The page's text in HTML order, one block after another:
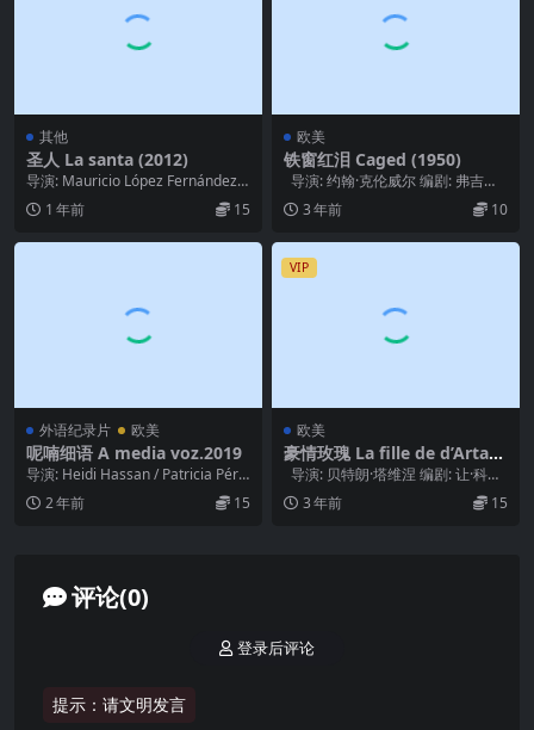
其他
圣人 La santa (2012)
导演: Mauricio López Fernández
编剧: Maurici...
1 年前 15
欧美
铁窗红泪 Caged (1950)
导演: 约翰·克伦威尔 编剧: 弗吉尼
亚·凯洛格 / 伯纳德·C·...
3 年前 10
外语纪录片 欧美
呢喃细语 A media voz.2019
导演: Heidi Hassan / Patricia Pére
z Fernán...
2 年前 15
VIP
欧美
豪情玫瑰 La fille de d’Artag
nan (1994)
导演: 贝特朗·塔维涅 编剧: 让·科斯
莫 / 里卡尔多·弗里达 ...
3 年前 15
评论(0)
提示：请文明发言
登录后评论